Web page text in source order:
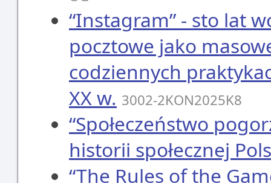
“Instagram” - sto lat
pocztowe jako
codziennych
XX w. 3002-2KON2025K8
“Społeczeństwo
historii społecznej
“The Rules of the